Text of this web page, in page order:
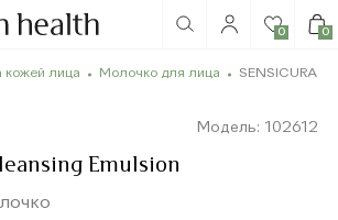
0 0
кожей лица Молочко для лица SENSICURA
Модель: 102612
Emulsion